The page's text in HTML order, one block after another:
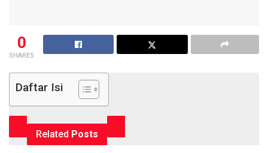
0
SHARES
Daftar Isi
Related Posts